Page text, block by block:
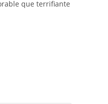
que terrifiante